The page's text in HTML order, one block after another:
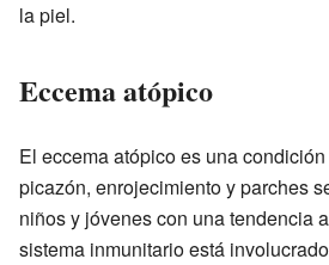
la piel.
Eccema atópico
El eccema atópico es una
picazón, enrojecimiento y parches
niños y jóvenes con una tendencia
sistema inmunitario está